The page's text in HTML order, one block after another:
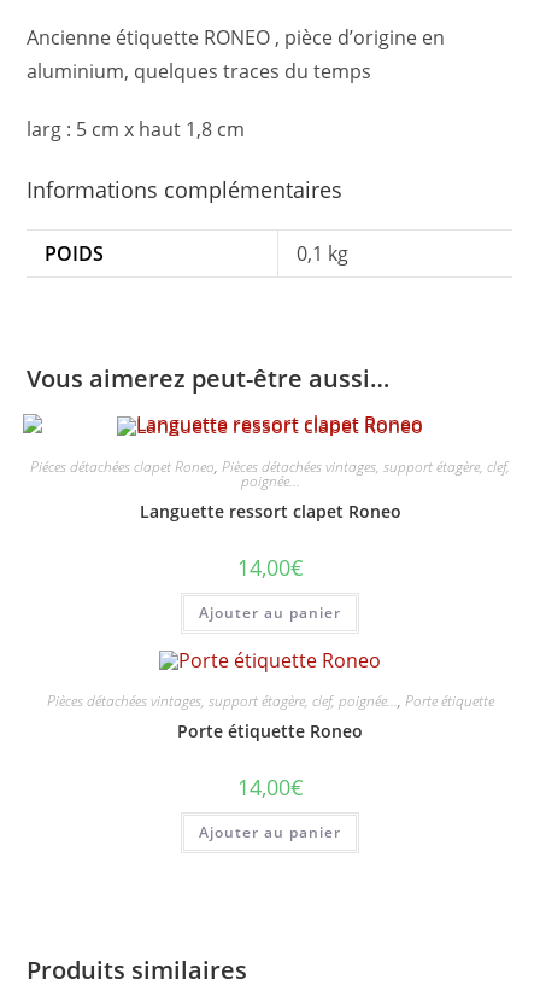
Ancienne étiquette RONEO , pièce d’origine en
aluminium, quelques traces du temps
larg : 5 cm x haut 1,8 cm
Informations complémentaires
POIDS 0,1 kg
Vous aimerez peut-être aussi…
Piéces détachées clapet Roneo, Pièces détachées vintages, support étagère, clef,
poignée...
Languette ressort clapet Roneo
14,00€
Ajouter au panier
Pièces détachées vintages, support étagère, clef, poignée..., Porte étiquette
Porte étiquette Roneo
14,00€
Ajouter au panier
Produits similaires